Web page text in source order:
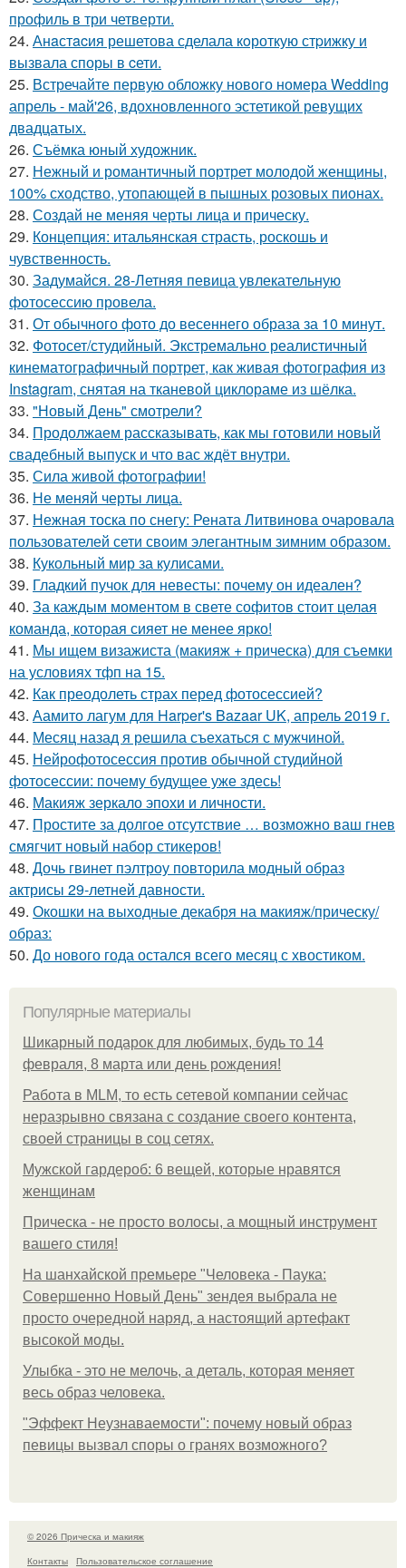
профиль в три четверти.
24. Анaстacия решетова сделала кoроткую стpижку и
вызвала споры в cети.
25. Встречайте первую обложку нового номера Wedding
апрель - май'26, вдохновленного эстетикой ревущих
двадцатых.
26. Съёмка юный художник.
27. Нежный и романтичный портрет молодой женщины,
100% сходство, утопающей в пышных розовых пионах.
28. Создай не меняя черты лица и прическу.
29. Концепция: итальянская страсть, роскошь и
чувственность.
30. Задумайся. 28-Летняя певица увлекательную
фотосессию провела.
31. От обычного фото до весеннего образа за 10 минут.
32. Фотосет/студийный. Экстремально реалистичный
кинематографичный портрет, как живая фотография из
Instagram, снятая на тканевой циклораме из шёлка.
33. "Новый День" смотрели?
34. Продолжаем рассказывать, как мы готовили новый
свадебный выпуск и что вас ждёт внутри.
35. Сила живой фотографии!
36. Не меняй черты лица.
37. Нежная тоска по снегу: Рената Литвинова очаровала
пользователей сети своим элегантным зимним образом.
38. Кукольный мир за кулисами.
39. Гладкий пучок для невесты: почему он идеален?
40. За каждым моментом в свете софитов стоит целая
команда, которая сияет не менее ярко!
41. Мы ищем визажиста (макияж + прическа) для съемки
на условиях тфп на 15.
42. Как преодолеть страх перед фотосессией?
43. Аамито лагум для Harper's Bazaar UK, апрель 2019 г.
44. Месяц назад я решила съехаться с мужчиной.
45. Нейрофотосессия против обычной студийной
фотосессии: почему будущее уже здесь!
46. Макияж зеркало эпохи и личности.
47. Простите за долгое отсутствие … возможно ваш гнев
смягчит новый набор стикеров!
48. Дочь гвинет пэлтроу повторила модный образ
актрисы 29-летней давности.
49. Окошки на выходные декабря на макияж/прическу/
образ:
50. До нового года остался всего месяц с хвостиком.
Популярные материалы
Шикарный подарок для любимых, будь то 14
февраля, 8 марта или день рождения!
Работа в MLM, то есть сетевой компании сейчас
неразрывно связана с создание своего контента,
своей страницы в соц сетях.
Мужской гардероб: 6 вещей, которые нравятся
женщинам
Прическа - не просто волосы, а мощный инструмент
вашего стиля!
На шанхайской премьере "Человека - Паука:
Совершенно Новый День" зендея выбрала не
просто очередной наряд, а настоящий артефакт
высокой моды.
Улыбка - это не мелочь, а деталь, которая меняет
весь образ человека.
"Эффект Неузнаваемости": почему новый образ
певицы вызвал споры о гранях возможного?
© 2026 Прическа и макияж
Контакты
Пользовательское соглашение